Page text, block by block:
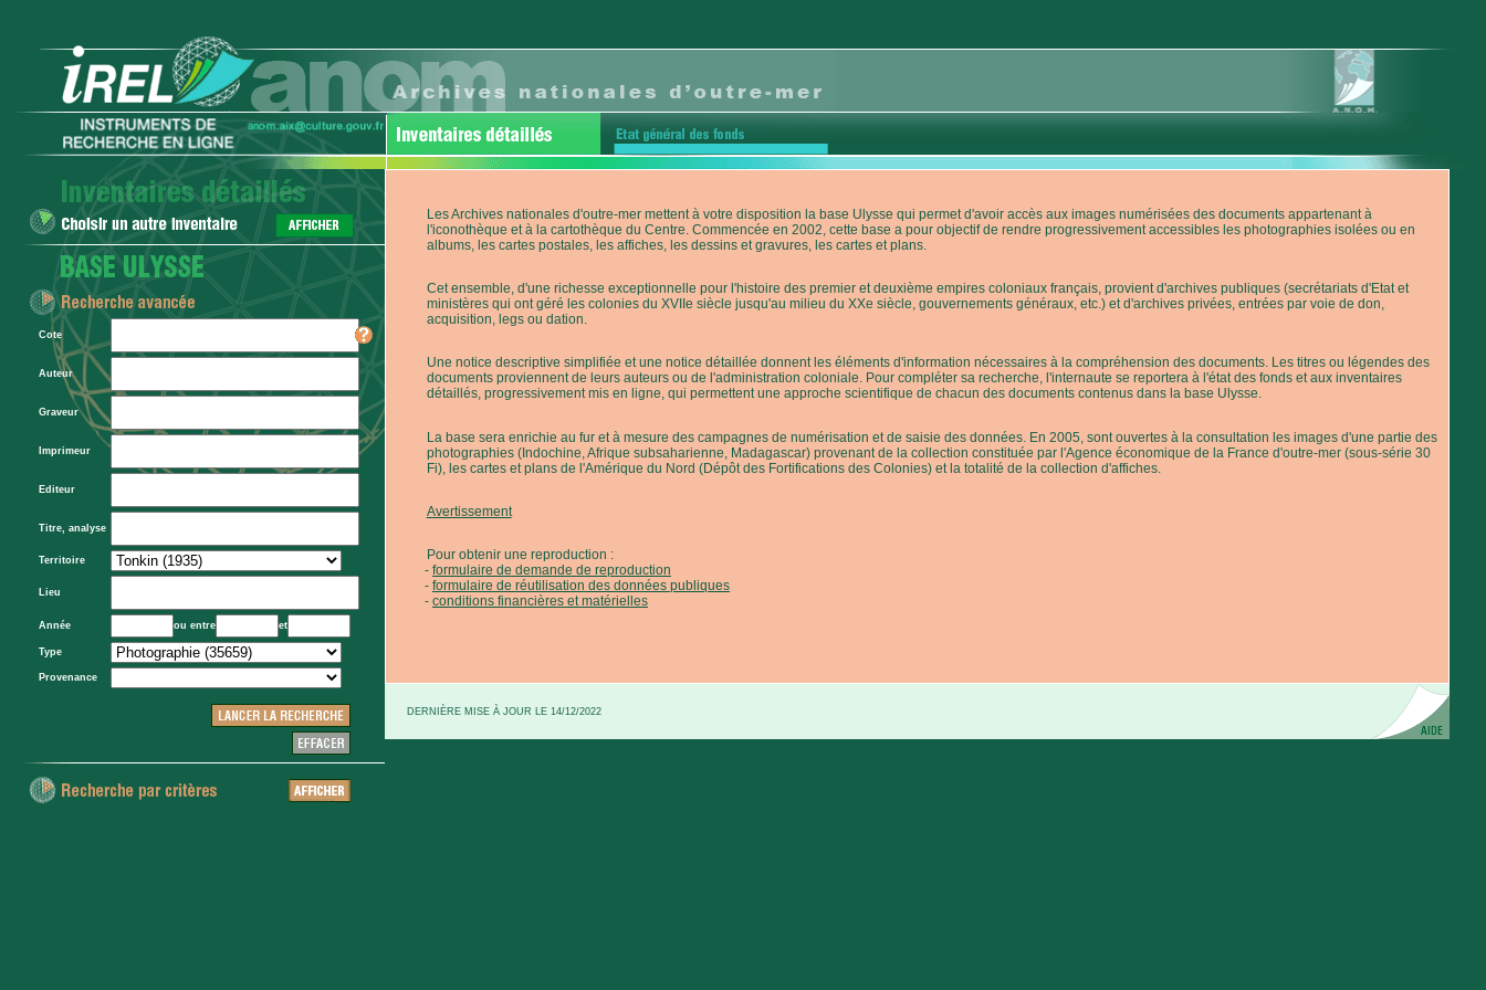
Cote
Auteur
Graveur
Imprimeur
Editeur
Titre, analyse
Territoire
Lieu
Année ou entre et
Type
Provenance
Les Archives nationales d'outre-mer mettent à votre disposition la base Ulysse qui permet d'avoir accès aux images numérisées des documents appartenant à
l'iconothèque et à la cartothèque du Centre. Commencée en 2002, cette base a pour objectif de rendre progressivement accessibles les photographies isolées ou en
albums, les cartes postales, les affiches, les dessins et gravures, les cartes et plans.
Cet ensemble, d'une richesse exceptionnelle pour l'histoire des premier et deuxième empires coloniaux français, provient d'archives publiques (secrétariats d'Etat et
ministères qui ont géré les colonies du XVIIe siècle jusqu'au milieu du XXe siècle, gouvernements généraux, etc.) et d'archives privées, entrées par voie de don,
acquisition, legs ou dation.
Une notice descriptive simplifiée et une notice détaillée donnent les éléments d'information nécessaires à la compréhension des documents. Les titres ou légendes des
documents proviennent de leurs auteurs ou de l'administration coloniale. Pour compléter sa recherche, l'internaute se reportera à l'état des fonds et aux inventaires
détaillés, progressivement mis en ligne, qui permettent une approche scientifique de chacun des documents contenus dans la base Ulysse.
La base sera enrichie au fur et à mesure des campagnes de numérisation et de saisie des données. En 2005, sont ouvertes à la consultation les images d'une partie des
photographies (Indochine, Afrique subsaharienne, Madagascar) provenant de la collection constituée par l'Agence économique de la France d'outre-mer (sous-série 30
Fi), les cartes et plans de l'Amérique du Nord (Dépôt des Fortifications des Colonies) et la totalité de la collection d'affiches.
Avertissement
Pour obtenir une reproduction :
formulaire de demande de reproduction
formulaire de réutilisation des données publiques
conditions financières et matérielles
DERNIÈRE MISE À JOUR LE 14/12/2022